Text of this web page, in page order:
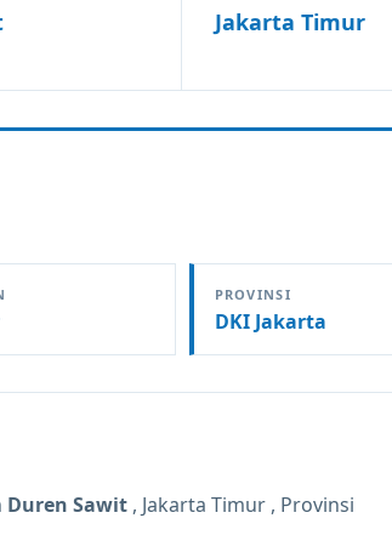
Jakarta Timur
PROVINSI
DKI Jakarta
Duren Sawit , Jakarta Timur , Provinsi